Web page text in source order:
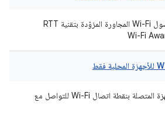
قياس المسافة إلى نقاط وصول Wi-Fi المجاورة المزوّدة بتقنية RTT
تفعيل التطبيقات على الأجهزة المتصلة بنقطة اتصال Wi-Fi للتواصل مع